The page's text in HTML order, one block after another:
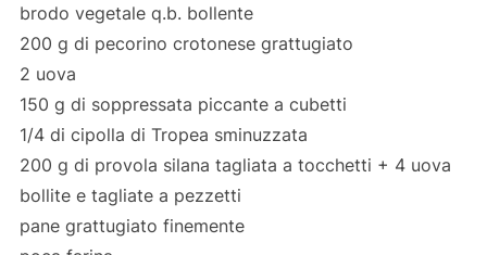
brodo vegetale q.b. bollente
200 g di pecorino crotonese grattugiato
2 uova
150 g di soppressata piccante a cubetti
1/4 di cipolla di Tropea sminuzzata
200 g di provola silana tagliata a tocchetti + 4 uova
bollite e tagliate a pezzetti
pane grattugiato finemente